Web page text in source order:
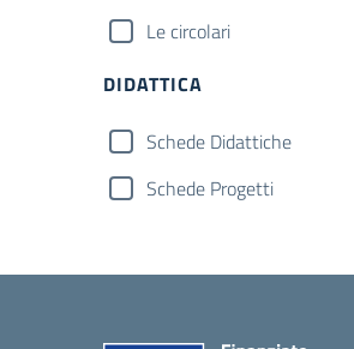
Le circolari
DIDATTICA
Schede Didattiche
Schede Progetti